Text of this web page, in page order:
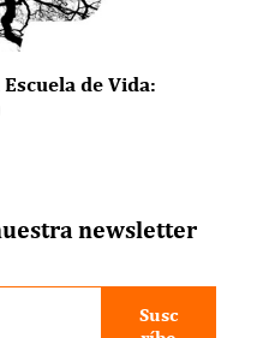
de Vida:
newsletter
Susc